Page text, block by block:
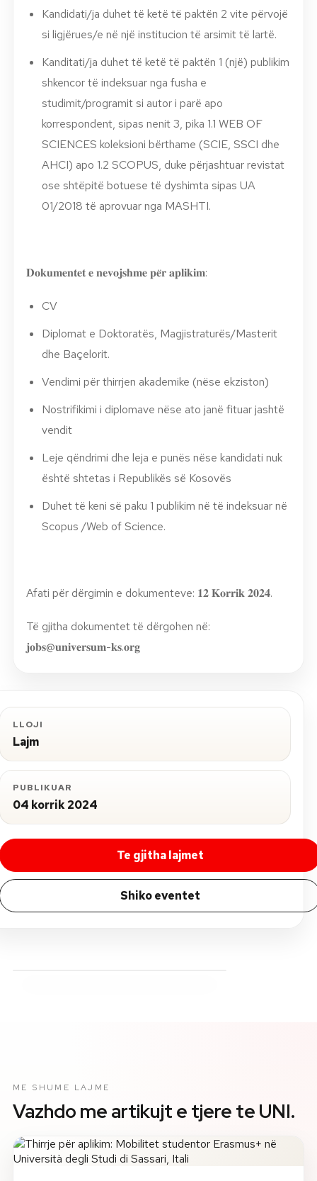
Kandidati/ja duhet të ketë të paktën 2 vite përvojë
si ligjërues/e në një institucion të arsimit të lartë.
Kanditati/ja duhet të ketë të paktën 1 (një) publikim
shkencor të indeksuar nga fusha e
studimit/programit si autor i parë apo
korrespondent, sipas nenit 3, pika 1.1 WEB OF
SCIENCES koleksioni bërthame (SCIE, SSCI dhe
AHCI) apo 1.2 SCOPUS, duke përjashtuar revistat
ose shtëpitë botuese të dyshimta sipas UA
01/2018 të aprovuar nga MASHTI.
𝐃𝐨𝐤𝐮𝐦𝐞𝐧𝐭𝐞𝐭 𝐞 𝐧𝐞𝐯𝐨𝐣𝐬𝐡𝐦𝐞 𝐩𝐞̈𝐫 𝐚𝐩𝐥𝐢𝐤𝐢𝐦:
CV
Diplomat e Doktoratës, Magjistraturës/Masterit
dhe Baçelorit.
Vendimi për thirrjen akademike (nëse ekziston)
Nostrifikimi i diplomave nëse ato janë fituar jashtë
vendit
Leje qëndrimi dhe leja e punës nëse kandidati nuk
është shtetas i Republikës së Kosovës
Duhet të keni së paku 1 publikim në të indeksuar në
Scopus /Web of Science.
Afati për dërgimin e dokumenteve: 𝟏𝟐 𝐊𝐨𝐫𝐫𝐢𝐤 𝟐𝟎𝟐𝟒.
Të gjitha dokumentet të dërgohen në:
𝐣𝐨𝐛𝐬@𝐮𝐧𝐢𝐯𝐞𝐫𝐬𝐮𝐦-𝐤𝐬.𝐨𝐫𝐠
LLOJI
Lajm
PUBLIKUAR
04 korrik 2024
Te gjitha lajmet
Shiko eventet
ME SHUME LAJME
Vazhdo me artikujt e tjere te UNI.